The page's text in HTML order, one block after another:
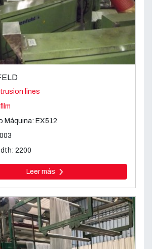
lines
Máquina: EX512
2200
Leer más